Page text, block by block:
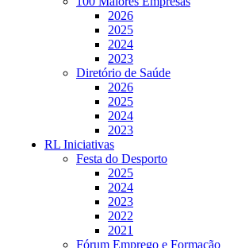
2026
2025
2024
2023
Diretório de Saúde
2026
2025
2024
2023
RL Iniciativas
Festa do Desporto
2025
2024
2023
2022
2021
Fórum Emprego e Formação